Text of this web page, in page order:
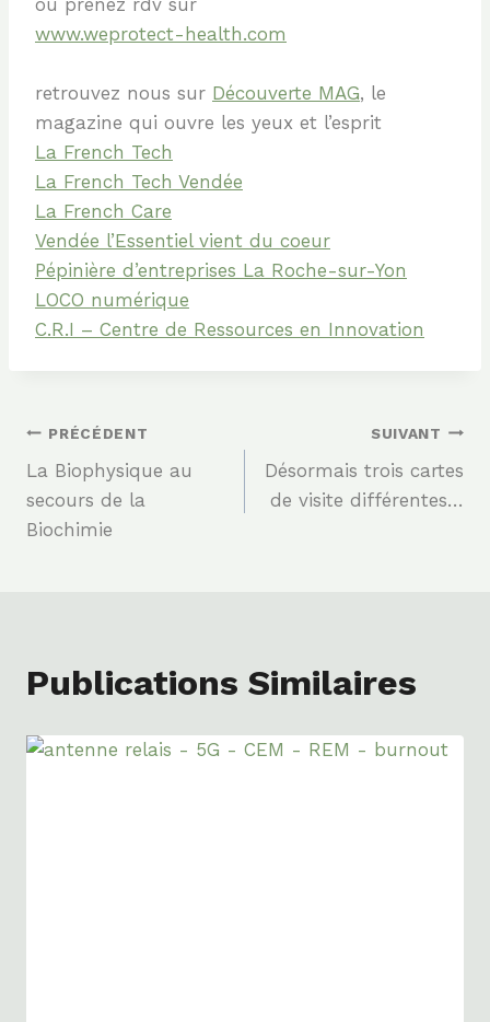
ou prenez rdv sur
www.weprotect-health.com
retrouvez nous sur Découverte MAG, le
magazine qui ouvre les yeux et l’esprit
La French Tech
La French Tech Vendée
La French Care
Vendée l’Essentiel vient du coeur
Pépinière d’entreprises La Roche-sur-Yon
LOCO numérique
C.R.I – Centre de Ressources en Innovation
Navigation
De
L’article
PRÉCÉDENT
La Biophysique au
secours de la
Biochimie
SUIVANT
Désormais trois cartes
de visite différentes…
Publications Similaires